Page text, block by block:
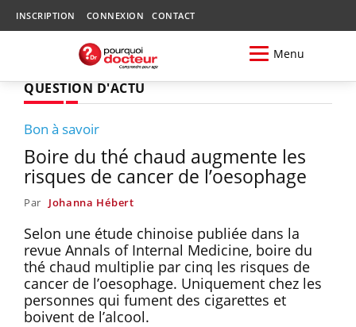
INSCRIPTION CONNEXION CONTACT
Menu
QUESTION D'ACTU
Bon à savoir
Boire du thé chaud augmente les
risques de cancer de l’oesophage
Par Johanna Hébert
Selon une étude chinoise publiée dans la
revue Annals of Internal Medicine, boire du
thé chaud multiplie par cinq les risques de
cancer de l’oesophage. Uniquement chez les
personnes qui fument des cigarettes et
boivent de l’alcool.